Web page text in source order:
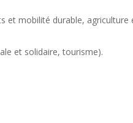
et mobilité durable, agriculture
et solidaire, tourisme).